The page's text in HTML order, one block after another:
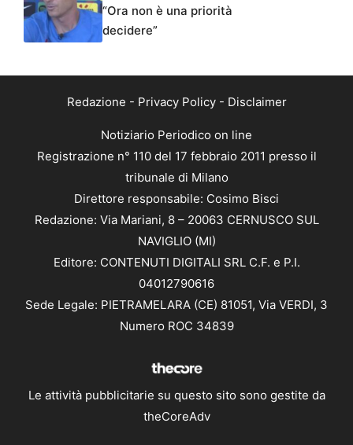
“Ora non è una priorità
decidere”
Redazione - Privacy Policy- Disclaimer
Notiziario Periodico on line
Registrazione n° 110 del 17 febbraio 2011 presso il
tribunale di Milano
Direttore responsabile: Cosimo Bisci
Redazione: Via Mariani, 8 – 20063 CERNUSCO SUL
NAVIGLIO (MI)
Editore: CONTENUTI DIGITALI SRL C.F. e P.I.
04012790616
Sede Legale: PIETRAMELARA (CE) 81051, Via VERDI, 3
Numero ROC 34839
Le attività pubblicitarie su questo sito sono gestite da
theCoreAdv